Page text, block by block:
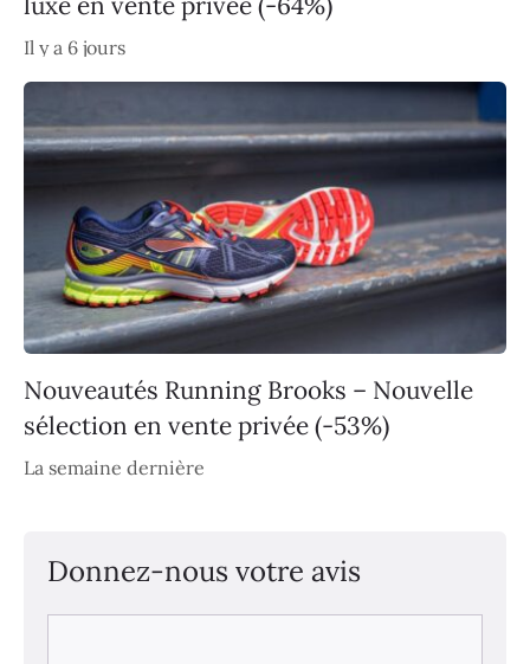
Il y a 6 jours
Nouveautés Running Brooks – Nouvelle
sélection en vente privée (-53%)
La semaine dernière
Donnez-nous votre avis